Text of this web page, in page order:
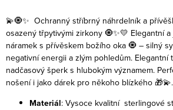
💫🧿✨ Ochranný stříbrný náhrdelník a
osazený třpytivými zirkony 🧿✨💛 Elegantní
náramek s přívěskem božího oka 🧿 – silný
negativní energii a zlým pohledům. Elegantní
nadčasový šperk s hlubokým významem.
nošení i jako dárek pro někoho blízkého 🎁💫.
Materiál: Vysoce kvalitní sterlingové